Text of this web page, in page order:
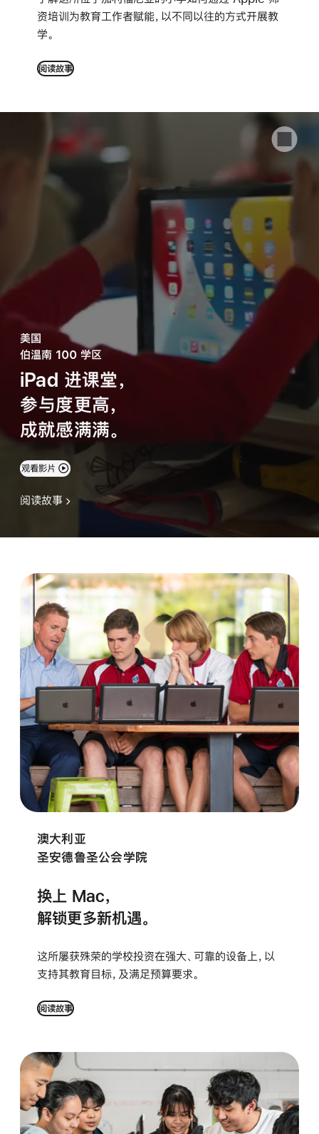
资培训为教育工作者赋能，以不同以往的方式开展教
学。
阅读故事
美国
伯温南 100 学区
iPad 进课堂，
参与度更高，
成就感满满。
观看影片
阅读故事
澳大利亚
圣安德鲁圣公会学院
换上 Mac，
解锁更多新机遇。
这所屡获殊荣的学校投资在强大、可靠的设备上，以
支持其教育目标，及满足预算要求。
阅读故事